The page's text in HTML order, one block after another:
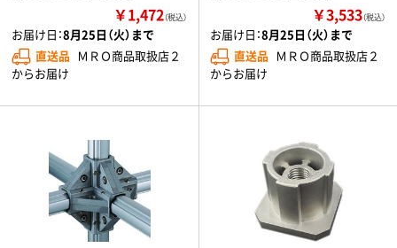
￥1,472（税込）
お届け日：8月25日（火）まで
直送品 ＭＲＯ商品取扱店２
からお届け
￥3,533（税込）
お届け日：8月25日（火）まで
直送品 ＭＲＯ商品取扱店２
からお届け